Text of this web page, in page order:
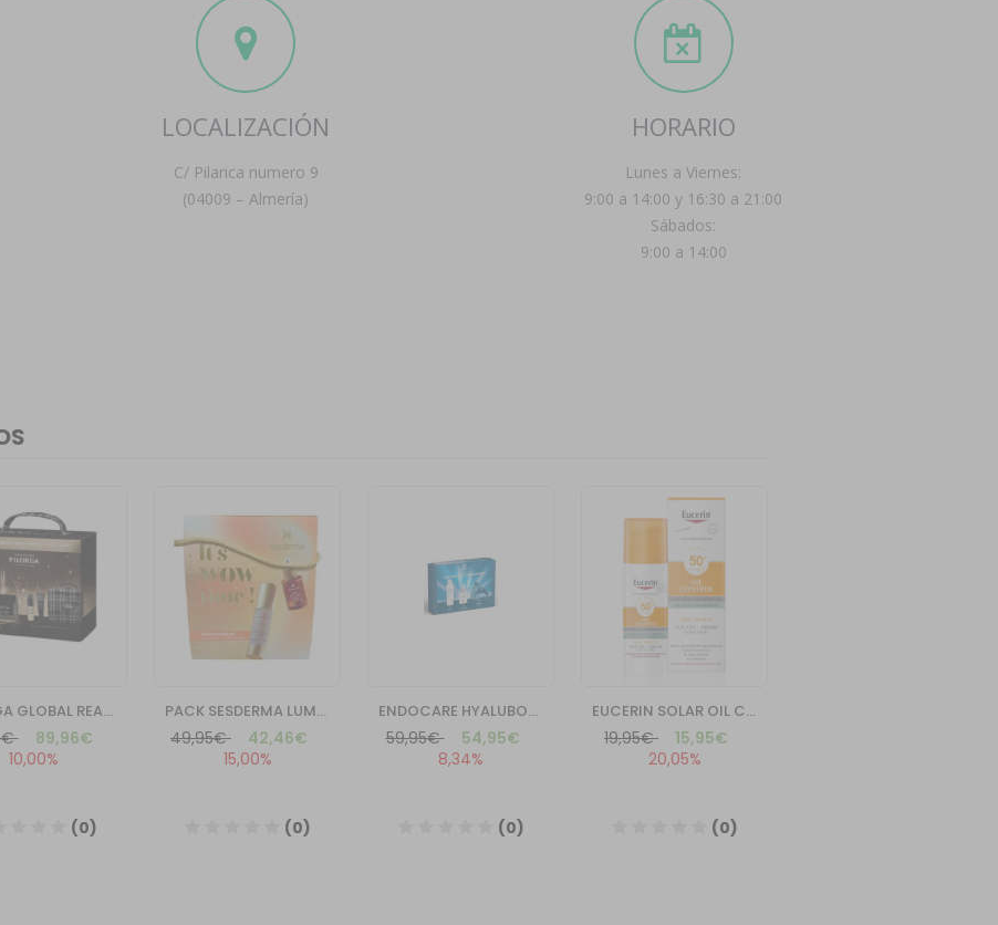
LOCALIZACIÓN
C/ Pilarica numero 9
(04009 – Almería)
HORARIO
Lunes a Viernes:
9:00 a 14:00 y 16:30 a 21:00
Sábados:
9:00 a 14:00